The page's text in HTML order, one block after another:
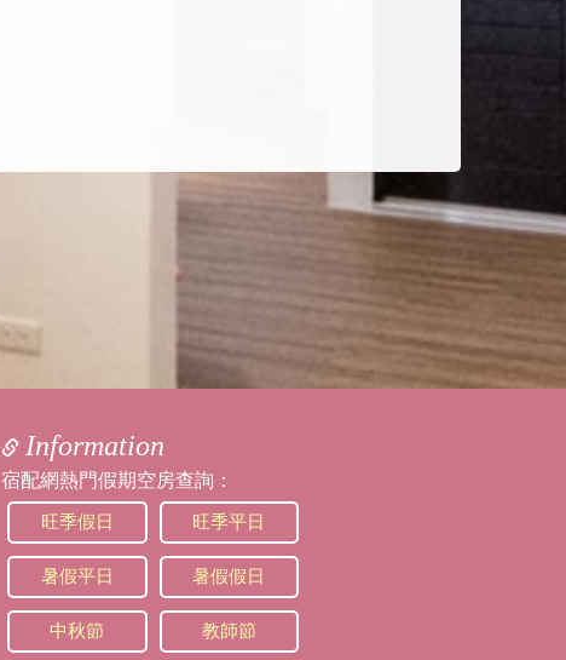
Information
宿配網熱門假期空房查詢：
旺季假日 旺季平日
暑假平日 暑假假日
中秋節 教師節